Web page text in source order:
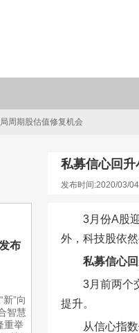
周期股估值修复机会
布
”向
智慧
重举
私募信心回
发布时间:2020/03/04
3月份A股
外，科技股依
私募信心
3月前两个
提升。
从信心指